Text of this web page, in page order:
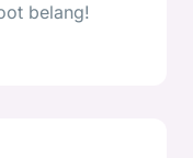
belang!